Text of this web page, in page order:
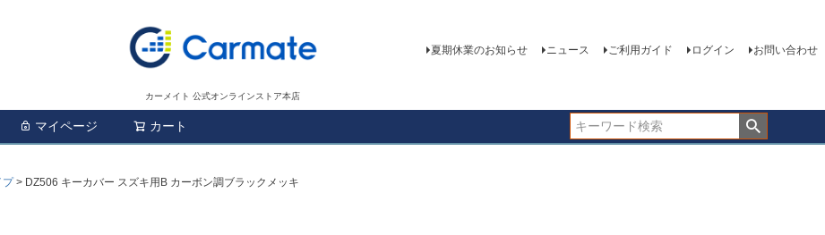
カーメイト 公式オンラインストア本店
夏期休業のお知らせ ニュース ご利用ガイド ログイン お問い合わせ
マイページ カート
プ DZ506 キーカバー スズキ用B カーボン調ブラックメッキ